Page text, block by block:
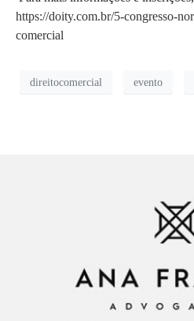
https://doity.com.br/5-congresso-
comercial
direitocomercial evento